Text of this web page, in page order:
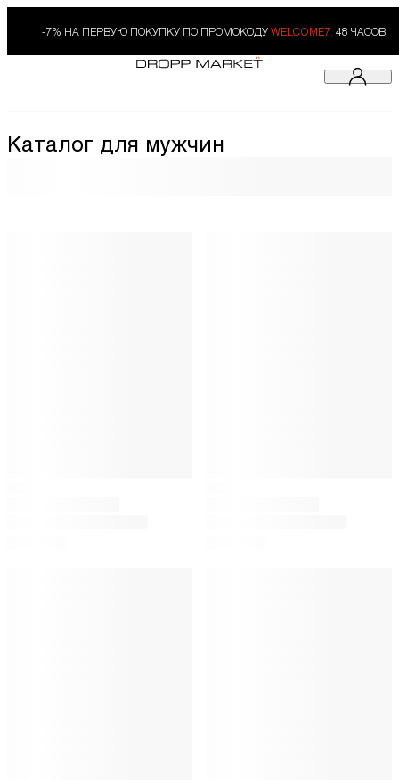
-7% НА ПЕРВУЮ ПОКУПКУ ПО ПРОМОКОДУ WELCOME7. 48 ЧАСОВ
Каталог для мужчин